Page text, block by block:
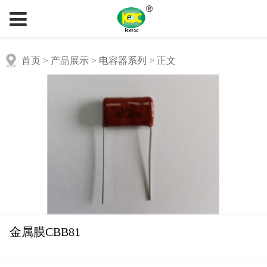
首页 > 产品展示 > 电容器系列 > 正文
金属膜CBB81